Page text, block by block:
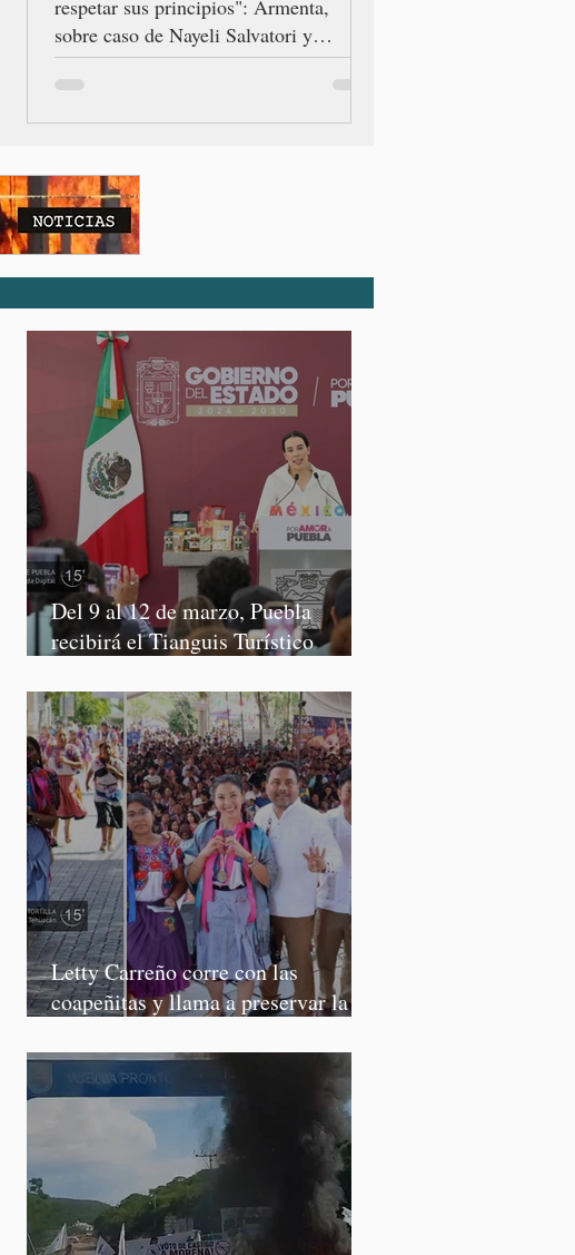
respetar sus principios": Armenta,
sobre caso de Nayeli Salvatori y
Graciela Palomares
Del 9 al 12 de marzo, Puebla
recibirá el Tianguis Turístico
Letty Carreño corre con las
coapeñitas y llama a preservar la